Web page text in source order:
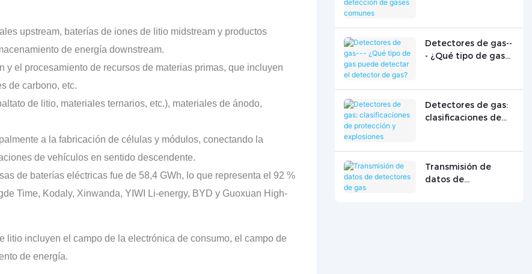
upstream, baterías de iones de litio midstream y productos
de energía downstream.
el procesamiento de recursos de materias primas, que incluyen
de carbono, etc.
de litio, materiales ternarios, etc.), materiales de ánodo,
a la fabricación de células y módulos, conectando la
de vehículos en sentido descendente.
de baterías eléctricas fue de 58,4 GWh, lo que representa el 92 %
Time, Kodaly, Xinwanda, YIWI Li-energy, BYD y Guoxuan High-
incluyen el campo de la electrónica de consumo, el campo de
de energía.
Detectores de gas--
- ¿Qué tipo de gas
Detectores de gas:
clasificaciones de
Transmisión de
datos de